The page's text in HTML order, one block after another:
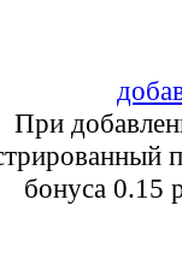
При
бонуса 0.15